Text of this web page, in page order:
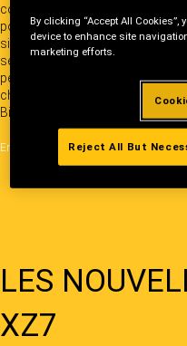
complexes, aucune pelouse
pour le XR5. Le Cub Cadet XR5
silencieusement votre pelouse,
selon les normes que vous
permettant de passer plus de
choses que vous aimez dans
Bienvenue dans le futur.
En savoir plus
LES
XZ7
By clicking “Accept All
device to enhance site
marketing efforts.
Reject All But